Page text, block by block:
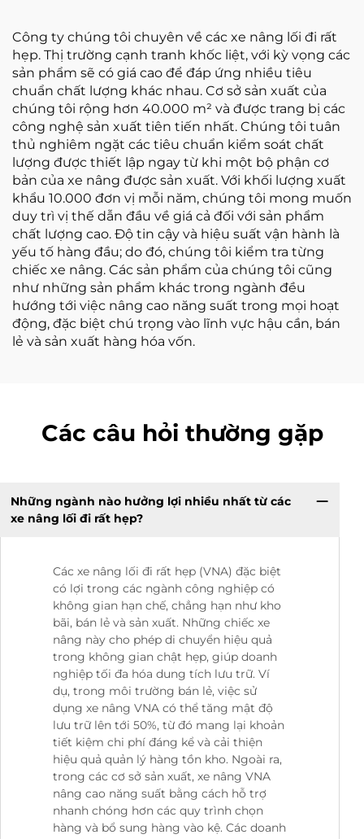
Công ty chúng tôi chuyên về các xe nâng lối đi rất
hẹp. Thị trường cạnh tranh khốc liệt, với kỳ vọng các
sản phẩm sẽ có giá cao để đáp ứng nhiều tiêu
chuẩn chất lượng khác nhau. Cơ sở sản xuất của
chúng tôi rộng hơn 40.000 m² và được trang bị các
công nghệ sản xuất tiên tiến nhất. Chúng tôi tuân
thủ nghiêm ngặt các tiêu chuẩn kiểm soát chất
lượng được thiết lập ngay từ khi một bộ phận cơ
bản của xe nâng được sản xuất. Với khối lượng xuất
khẩu 10.000 đơn vị mỗi năm, chúng tôi mong muốn
duy trì vị thế dẫn đầu về giá cả đối với sản phẩm
chất lượng cao. Độ tin cậy và hiệu suất vận hành là
yếu tố hàng đầu; do đó, chúng tôi kiểm tra từng
chiếc xe nâng. Các sản phẩm của chúng tôi cũng
như những sản phẩm khác trong ngành đều
hướng tới việc nâng cao năng suất trong mọi hoạt
động, đặc biệt chú trọng vào lĩnh vực hậu cần, bán
lẻ và sản xuất hàng hóa vốn.
Các câu hỏi thường gặp
Những ngành nào hưởng lợi nhiều nhất từ các
xe nâng lối đi rất hẹp?
Các xe nâng lối đi rất hẹp (VNA) đặc biệt
có lợi trong các ngành công nghiệp có
không gian hạn chế, chẳng hạn như kho
bãi, bán lẻ và sản xuất. Những chiếc xe
nâng này cho phép di chuyển hiệu quả
trong không gian chật hẹp, giúp doanh
nghiệp tối đa hóa dung tích lưu trữ. Ví
dụ, trong môi trường bán lẻ, việc sử
dụng xe nâng VNA có thể tăng mật độ
lưu trữ lên tới 50%, từ đó mang lại khoản
tiết kiệm chi phí đáng kể và cải thiện
hiệu quả quản lý hàng tồn kho. Ngoài ra,
trong các cơ sở sản xuất, xe nâng VNA
nâng cao năng suất bằng cách hỗ trợ
nhanh chóng hơn các quy trình chọn
hàng và bổ sung hàng vào kệ. Các doanh